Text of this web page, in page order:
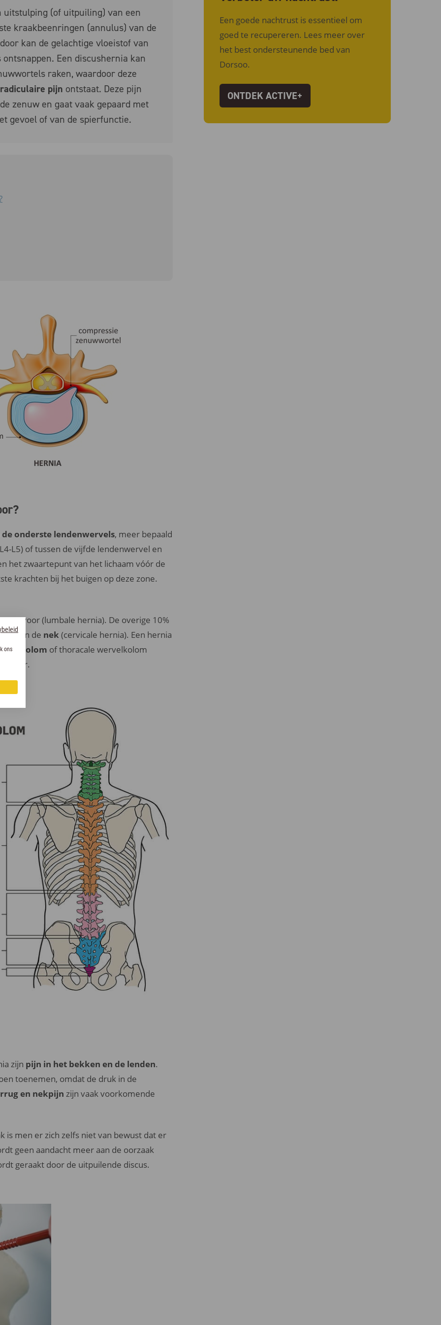
uitstulping (of uitpuiling) van een
kraakbeenringen (annulus) van de
kan de gelachtige vloeistof van
Een discushernia kan
raken, waardoor deze
radiculaire pijn ontstaat. Deze pijn
zenuw en gaat vaak gepaard met
gevoel of van de spierfunctie.
onderste lendenwervels, meer bepaald
L5) of tussen de vijfde lendenwervel en
het zwaartepunt van het lichaam vóór de
krachten bij het buigen op deze zone.
rugvoor (lumbale hernia). De overige 10%
in de nek (cervicale hernia). Een hernia
of thoracale wervelkolom
voor.
zijn pijn in het bekken en de lenden.
toenemen, omdat de druk in de
en nekpijn zijn vaak voorkomende
is men er zich zelfs niet van bewust dat er
geen aandacht meer aan de oorzaak
geraakt door de uitpuilende discus.
Een goede nachtrust is essentieel om
goed te recupereren. Lees meer over
het best ondersteunende bed van
Dorsoo.
ONTDEK ACTIVE+
ons